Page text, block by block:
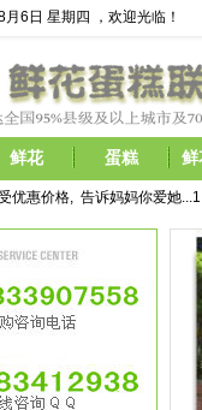
月6日 星期四 ，欢迎光临！
鲜花 蛋糕 鲜
价格,  告诉妈妈你爱她...1 2